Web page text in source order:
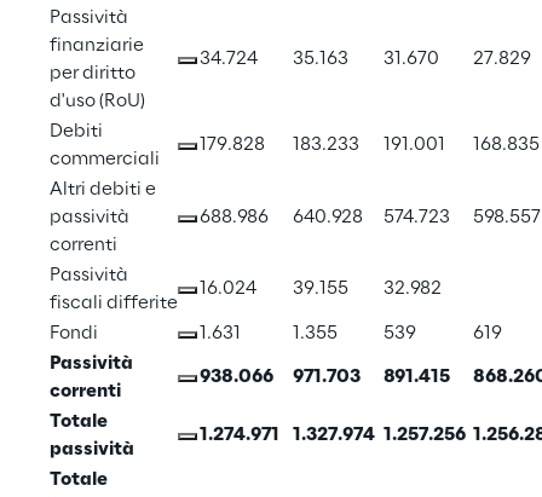
Passività
finanziarie
per diritto
d'uso (RoU)
34.724 35.163 31.670 27.829
Debiti
commerciali
179.828 183.233 191.001 168.835
Altri debiti e
passività
correnti
688.986 640.928 574.723 598.557
Passività
fiscali differite
16.024 39.155 32.982
Fondi 1.631 1.355 539
619
Passività
correnti
938.066 971.703 891.415
Totale
passività
1.274.971 1.327.974 1.257.256
Totale